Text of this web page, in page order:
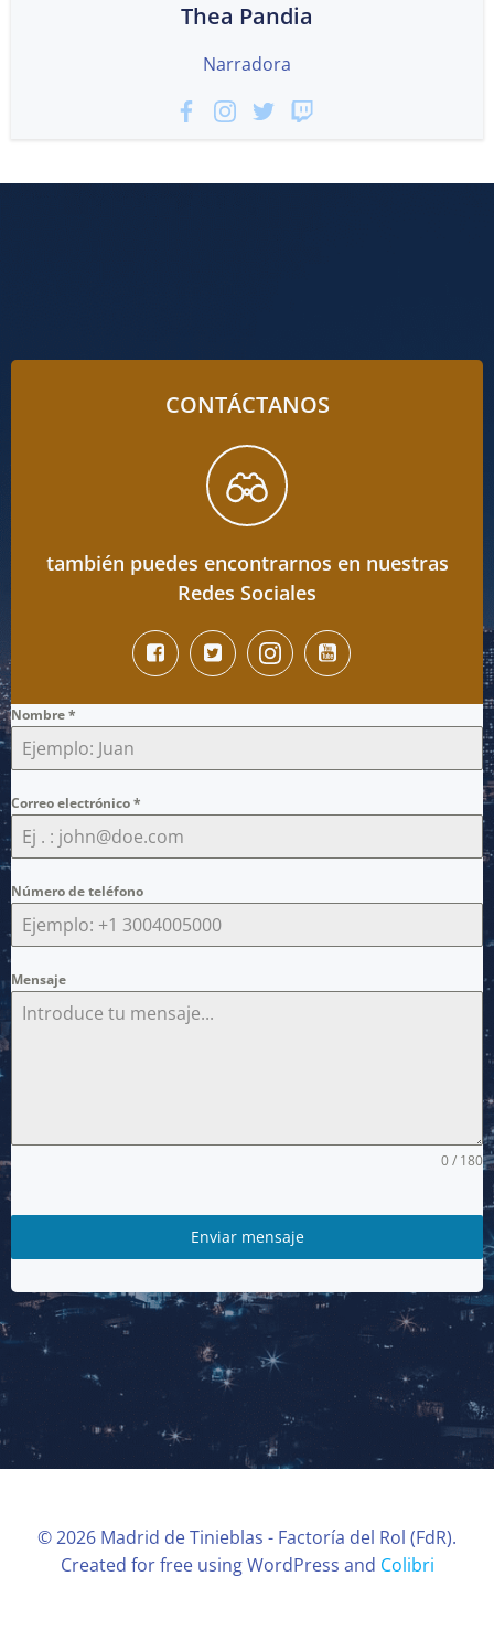
Thea Pandia
Narradora
CONTÁCTANOS
también puedes encontrarnos en nuestras
Redes Sociales
Nombre*
Correo electrónico*
Número de teléfono
Mensaje
0 / 180
Enviar mensaje
© 2026 Madrid de Tinieblas - Factoría del Rol (FdR).
Created for free using WordPress and Colibri